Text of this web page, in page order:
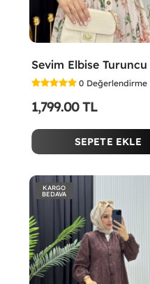
0 Değerlendirme
1,799.00 TL
SEPETE EKLE
KARGO
BEDAVA